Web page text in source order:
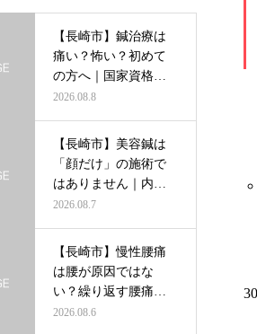
【長崎市】鍼治療は
痛い？怖い？初めて
の方へ｜国家資格者
がわかりやす…
2026.08.8
【長崎市】美容鍼は
「顔だけ」の施術で
はありません｜内側
から輝く美し…
2026.08.7
【長崎市】慢性腰痛
は腰が原因ではな
い？繰り返す腰痛を
根本から改善す…
2026.08.6